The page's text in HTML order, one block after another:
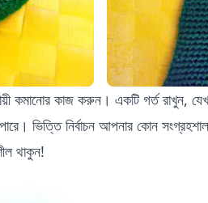
কমানোর কাজ করুন। একটি গর্ত রাখুন,
ভিত্তি নির্বাচন আপনার কোন
থাকুন!